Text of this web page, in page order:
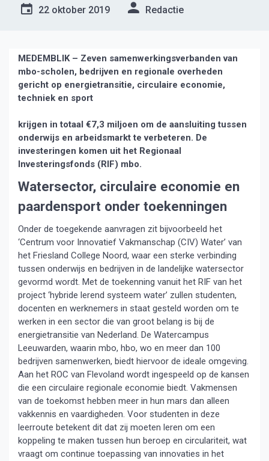
22 oktober 2019 Redactie
MEDEMBLIK – Zeven samenwerkingsverbanden van
mbo-scholen, bedrijven en regionale overheden
gericht op energietransitie, circulaire economie,
techniek en sport
krijgen in totaal €7,3 miljoen om de aansluiting tussen
onderwijs en arbeidsmarkt te verbeteren. De
investeringen komen uit het Regionaal
Investeringsfonds (RIF) mbo.
Watersector, circulaire economie en
paardensport onder toekenningen
Onder de toegekende aanvragen zit bijvoorbeeld het
‘Centrum voor Innovatief Vakmanschap (CIV) Water’ van
het Friesland College Noord, waar een sterke verbinding
tussen onderwijs en bedrijven in de landelijke watersector
gevormd wordt. Met de toekenning vanuit het RIF van het
project ‘hybride lerend systeem water’ zullen studenten,
docenten en werknemers in staat gesteld worden om te
werken in een sector die van groot belang is bij de
energietransitie van Nederland. De Watercampus
Leeuwarden, waarin mbo, hbo, wo en meer dan 100
bedrijven samenwerken, biedt hiervoor de ideale omgeving.
Aan het ROC van Flevoland wordt ingespeeld op de kansen
die een circulaire regionale economie biedt. Vakmensen
van de toekomst hebben meer in hun mars dan alleen
vakkennis en vaardigheden. Voor studenten in deze
leerroute betekent dit dat zij moeten leren om een
koppeling te maken tussen hun beroep en circulariteit, wat
vraagt om continue toepassing van innovaties in het